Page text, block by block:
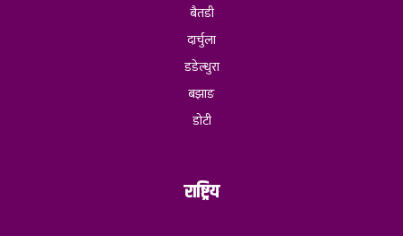
बैतडी
दार्चुला
डडेल्धुरा
बझाङ
डोटी
राष्ट्रिय